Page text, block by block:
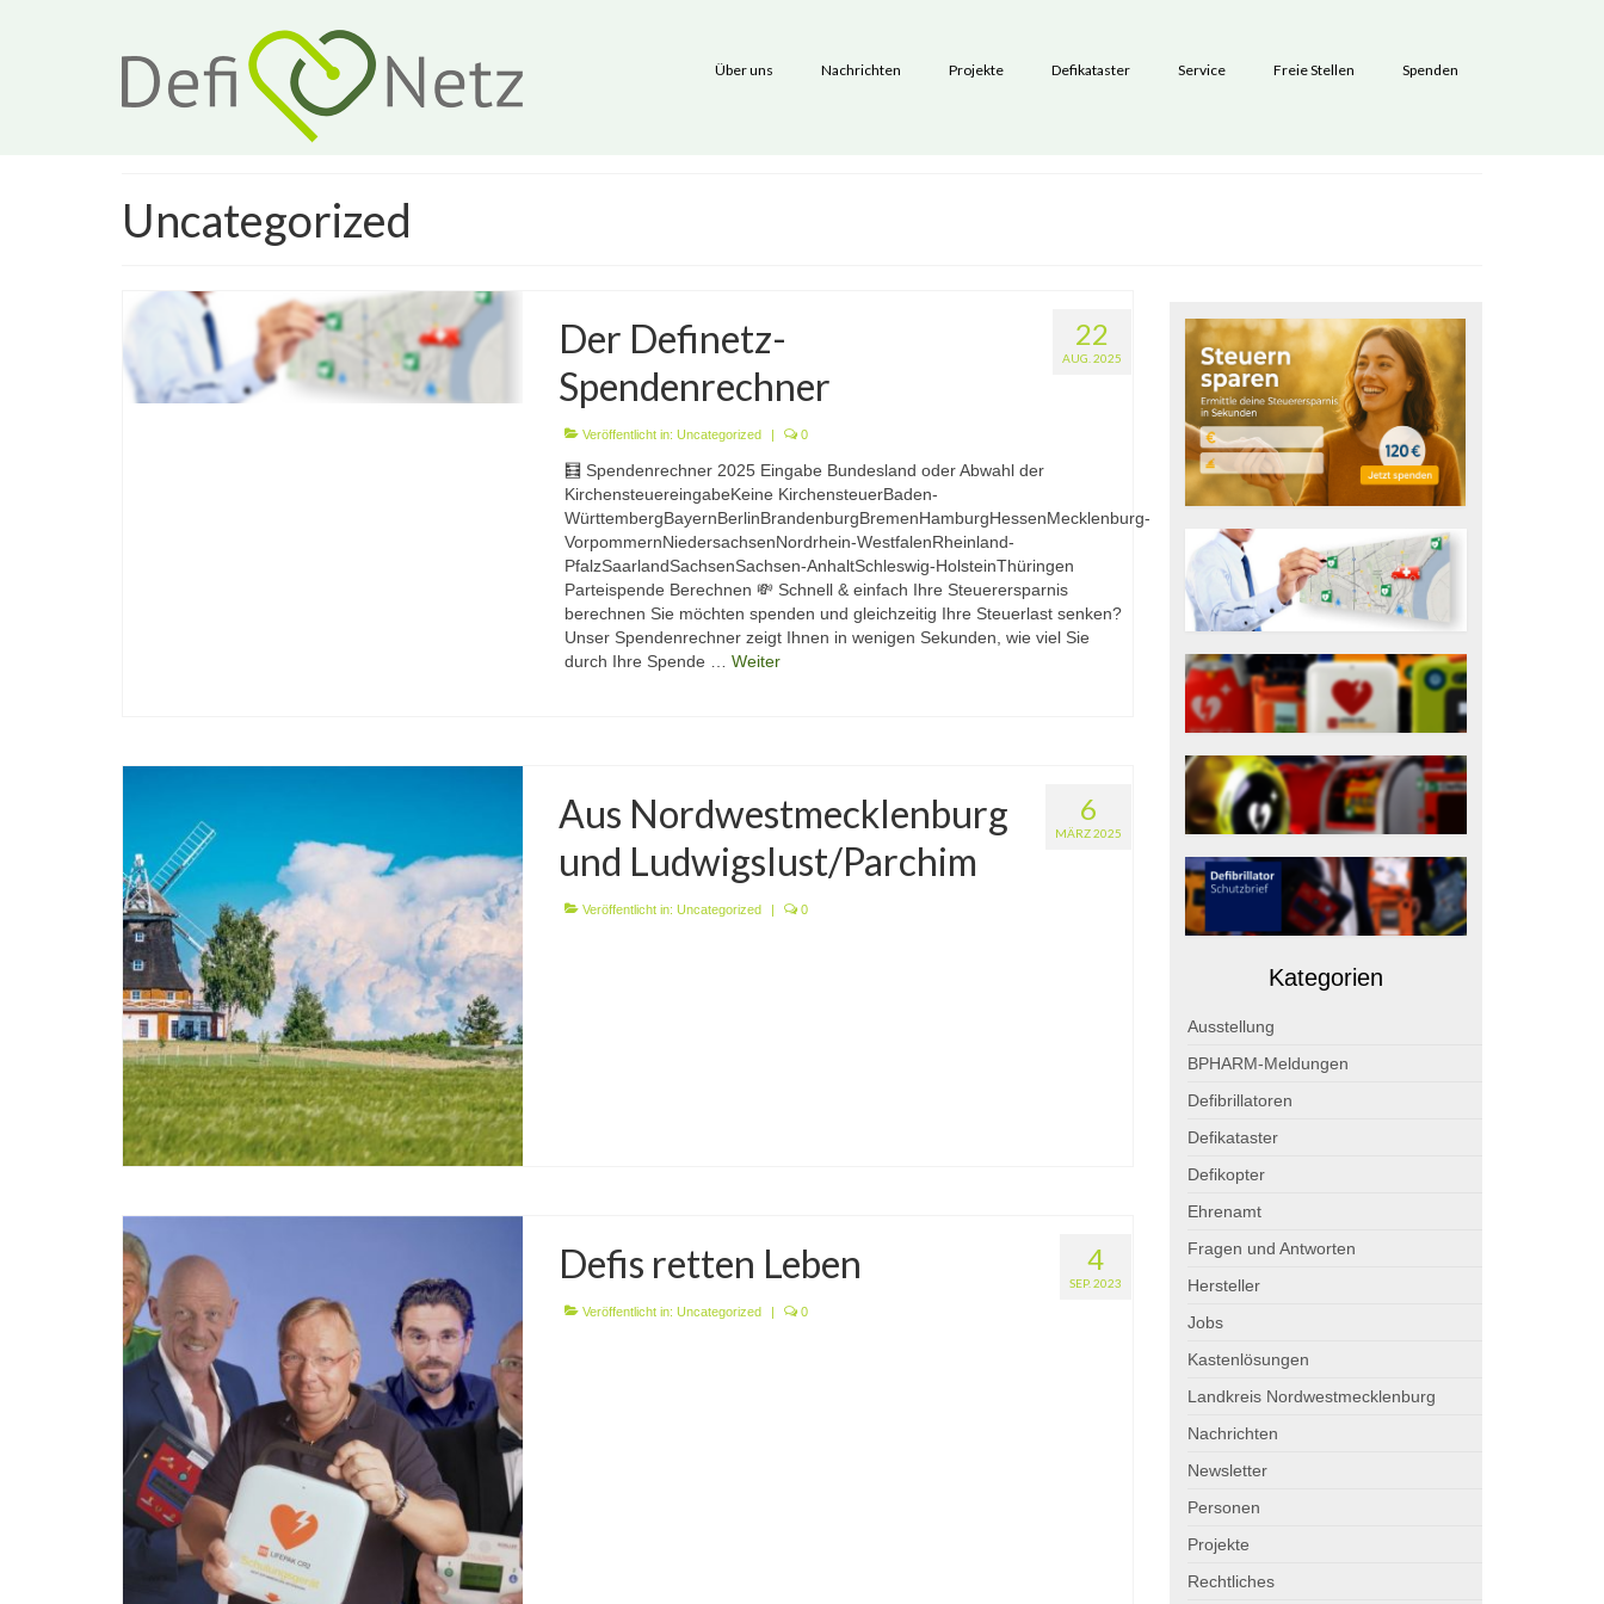
Über uns Nachrichten Projekte Defikataster Service Freie Stellen Spenden
Uncategorized
22
AUG. 2025
Der Definetz-
Spendenrechner
Veröffentlicht in: Uncategorized | 0
🧮 Spendenrechner 2025 Eingabe Bundesland oder Abwahl der
KirchensteuereingabeKeine KirchensteuerBaden-
WürttembergBayernBerlinBrandenburgBremenHamburgHessenMecklenburg-
VorpommernNiedersachsenNordrhein-WestfalenRheinland-
PfalzSaarlandSachsenSachsen-AnhaltSchleswig-HolsteinThüringen
Parteispende Berechnen 💸 Schnell & einfach Ihre Steuerersparnis
berechnen Sie möchten spenden und gleichzeitig Ihre Steuerlast senken?
Unser Spendenrechner zeigt Ihnen in wenigen Sekunden, wie viel Sie
durch Ihre Spende … Weiter
6
MÄRZ 2025
Aus Nordwestmecklenburg
und Ludwigslust/Parchim
Veröffentlicht in: Uncategorized | 0
4
SEP. 2023
Defis retten Leben
Veröffentlicht in: Uncategorized | 0
Kategorien
Ausstellung
BPHARM-Meldungen
Defibrillatoren
Defikataster
Defikopter
Ehrenamt
Fragen und Antworten
Hersteller
Jobs
Kastenlösungen
Landkreis Nordwestmecklenburg
Nachrichten
Newsletter
Personen
Projekte
Rechtliches